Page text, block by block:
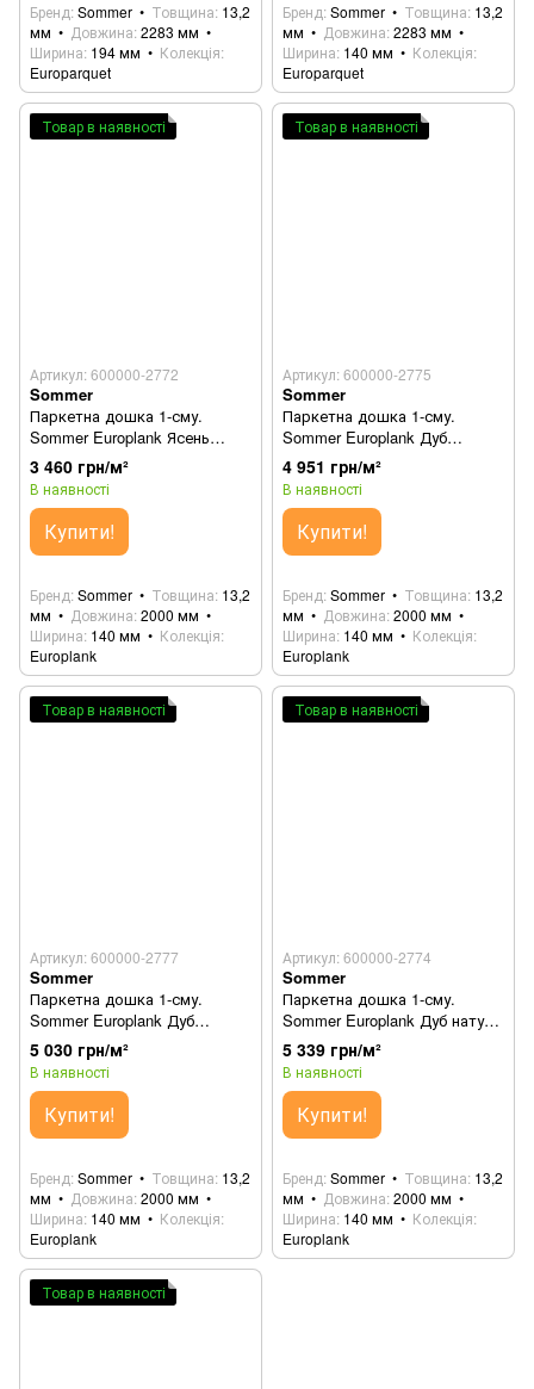
Бренд Sommer Товщина 13,2
мм
Довжина 2283 мм
Ширина 194 мм
Колекція
Europarquet
Бренд Sommer Товщина 13,2
мм
Довжина 2283 мм
Ширина 140 мм
Колекція
Europarquet
Товар в наявності
Артикул: 600000-2772
Sommer
Паркетна дошка 1-сму.
Sommer Europlank Ясень
Кокоа браш 550231008
3 460 грн/м²
В наявності
Купити!
Бренд Sommer Товщина 13,2
мм
Довжина 2000 мм
Ширина 140 мм
Колекція
Europlank
Товар в наявності
Артикул: 600000-2775
Sommer
Паркетна дошка 1-сму.
Sommer Europlank Дуб
Оріджинал 550231005
4 951 грн/м²
В наявності
Купити!
Бренд Sommer Товщина 13,2
мм
Довжина 2000 мм
Ширина 140 мм
Колекція
Europlank
Товар в наявності
Артикул: 600000-2777
Sommer
Паркетна дошка 1-сму.
Sommer Europlank Дуб
Кавовий 550231006
5 030 грн/м²
В наявності
Купити!
Бренд Sommer Товщина 13,2
мм
Довжина 2000 мм
Ширина 140 мм
Колекція
Europlank
Товар в наявності
Артикул: 600000-2774
Sommer
Паркетна дошка 1-сму.
Sommer Europlank Дуб натур
550231001
5 339 грн/м²
В наявності
Купити!
Бренд Sommer Товщина 13,2
мм
Довжина 2000 мм
Ширина 140 мм
Колекція
Europlank
Товар в наявності